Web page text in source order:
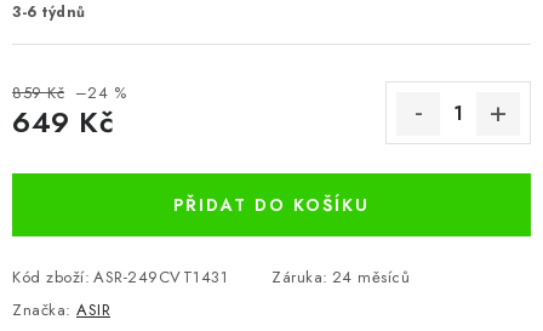
3-6 týdnů
859 Kč –24 %
649 Kč
PŘIDAT DO KOŠÍKU
Kód zboží: ASR-249CVT1431 Záruka: 24 měsíců
Značka: ASIR